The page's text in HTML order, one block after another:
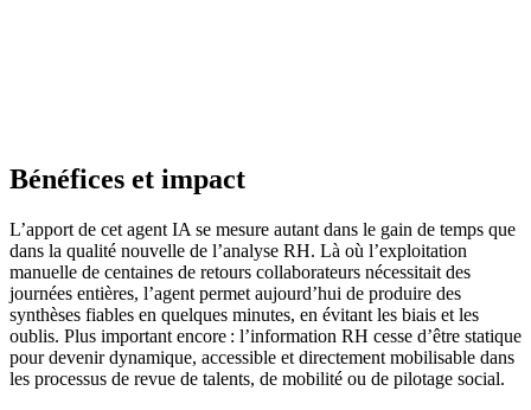
Bénéfices et impact
L’apport de cet agent IA se mesure autant dans le gain de temps que
dans la qualité nouvelle de l’analyse RH. Là où l’exploitation
manuelle de centaines de retours collaborateurs nécessitait des
journées entières, l’agent permet aujourd’hui de produire des
synthèses fiables en quelques minutes, en évitant les biais et les
oublis. Plus important encore : l’information RH cesse d’être statique
pour devenir dynamique, accessible et directement mobilisable dans
les processus de revue de talents, de mobilité ou de pilotage social.